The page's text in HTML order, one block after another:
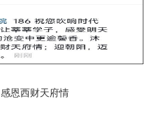
恩西财天府情